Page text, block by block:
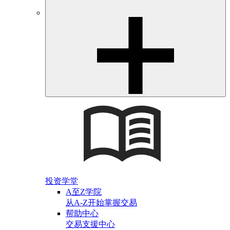
投资学堂
A至Z学院
从A-Z开始掌握交易
帮助中心
交易支援中心